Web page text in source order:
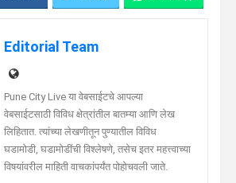
Editorial Team
Pune City Live या वेबसाईटचे आपल्या
वेबसाईटसाठी विविध क्षेत्रांतील बातम्या आणि लेख
लिहितात. त्यांच्या लेखणीतून पुण्यातील विविध
घडामोडी, घडामोडींची विश्लेषणे, तसेच इतर महत्त्वाच्या
विषयांवरील माहिती वाचकांपर्यंत पोहोचवली जाते.